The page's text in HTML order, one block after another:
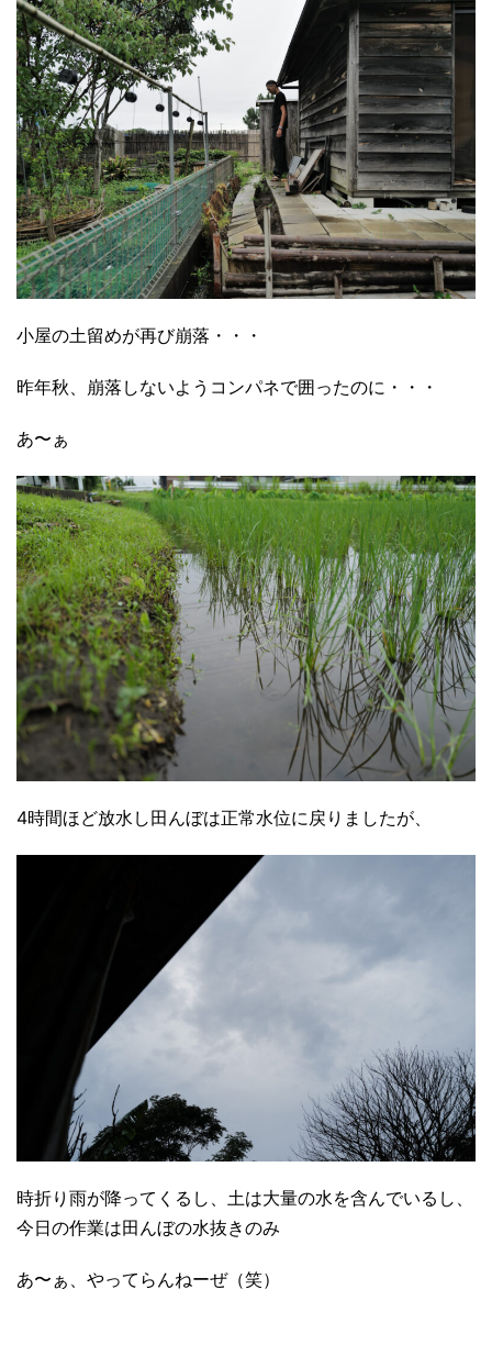
小屋の土留めが再び崩落・・・
昨年秋、崩落しないようコンパネで囲ったのに・・・
あ〜ぁ
4時間ほど放水し田んぼは正常水位に戻りましたが、
時折り雨が降ってくるし、土は大量の水を含んでいるし、
今日の作業は田んぼの水抜きのみ
あ〜ぁ、やってらんねーぜ（笑）